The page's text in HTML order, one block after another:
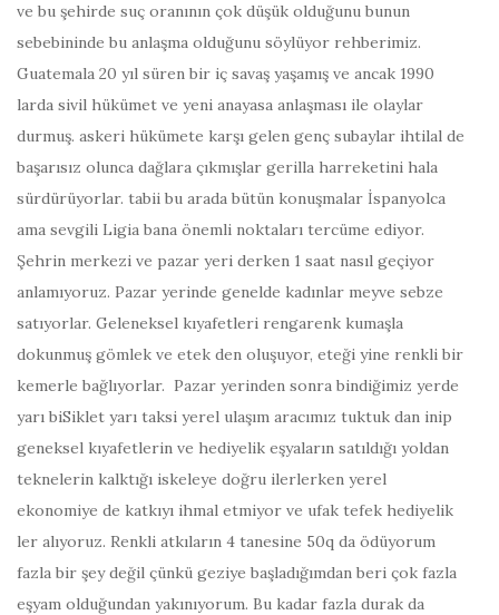
ve bu şehirde suç oranının çok düşük olduğunu bunun
sebebininde bu anlaşma olduğunu söylüyor rehberimiz.
Guatemala 20 yıl süren bir iç savaş yaşamış ve ancak 1990
larda sivil hükümet ve yeni anayasa anlaşması ile olaylar
durmuş. askeri hükümete karşı gelen genç subaylar ihtilal de
başarısız olunca dağlara çıkmışlar gerilla harreketini hala
sürdürüyorlar. tabii bu arada bütün konuşmalar İspanyolca
ama sevgili Ligia bana önemli noktaları tercüme ediyor.
Şehrin merkezi ve pazar yeri derken 1 saat nasıl geçiyor
anlamıyoruz. Pazar yerinde genelde kadınlar meyve sebze
satıyorlar. Geleneksel kıyafetleri rengarenk kumaşla
dokunmuş gömlek ve etek den oluşuyor, eteği yine renkli bir
kemerle bağlıyorlar. Pazar yerinden sonra bindiğimiz yerde
yarı biSiklet yarı taksi yerel ulaşım aracımız tuktuk dan inip
geneksel kıyafetlerin ve hediyelik eşyaların satıldığı yoldan
teknelerin kalktığı iskeleye doğru ilerlerken yerel
ekonomiye de katkıyı ihmal etmiyor ve ufak tefek hediyelik
ler alıyoruz. Renkli atkıların 4 tanesine 50q da ödüyorum
fazla bir şey değil çünkü geziye başladığımdan beri çok fazla
eşyam olduğundan yakınıyorum. Bu kadar fazla durak da